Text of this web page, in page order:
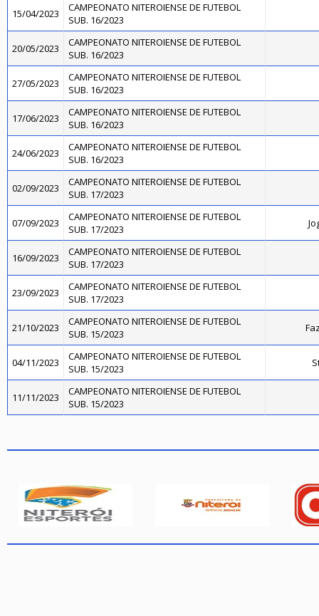
15/04/2023
CAMPEONATO NITEROIENSE DE FUTEBOL
SUB. 16/2023
20/05/2023
CAMPEONATO NITEROIENSE DE FUTEBOL
SUB. 16/2023
27/05/2023
CAMPEONATO NITEROIENSE DE FUTEBOL
SUB. 16/2023
17/06/2023
CAMPEONATO NITEROIENSE DE FUTEBOL
SUB. 16/2023
24/06/2023
CAMPEONATO NITEROIENSE DE FUTEBOL
SUB. 16/2023
02/09/2023
CAMPEONATO NITEROIENSE DE FUTEBOL
SUB. 17/2023
07/09/2023
CAMPEONATO NITEROIENSE DE FUTEBOL
SUB. 17/2023
16/09/2023
CAMPEONATO NITEROIENSE DE FUTEBOL
SUB. 17/2023
23/09/2023
CAMPEONATO NITEROIENSE DE FUTEBOL
SUB. 17/2023
21/10/2023
CAMPEONATO NITEROIENSE DE FUTEBOL
SUB. 15/2023
04/11/2023
CAMPEONATO NITEROIENSE DE FUTEBOL
SUB. 15/2023
11/11/2023
CAMPEONATO NITEROIENSE DE FUTEBOL
SUB. 15/2023